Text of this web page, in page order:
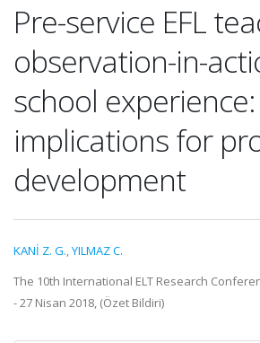
Pre-service EFL
observation-in-
school experience:
implications for
development
KANİ Z. G.,YILMAZ C.
The 10th International ELT Research
- 27 Nisan 2018, (Özet Bildiri)